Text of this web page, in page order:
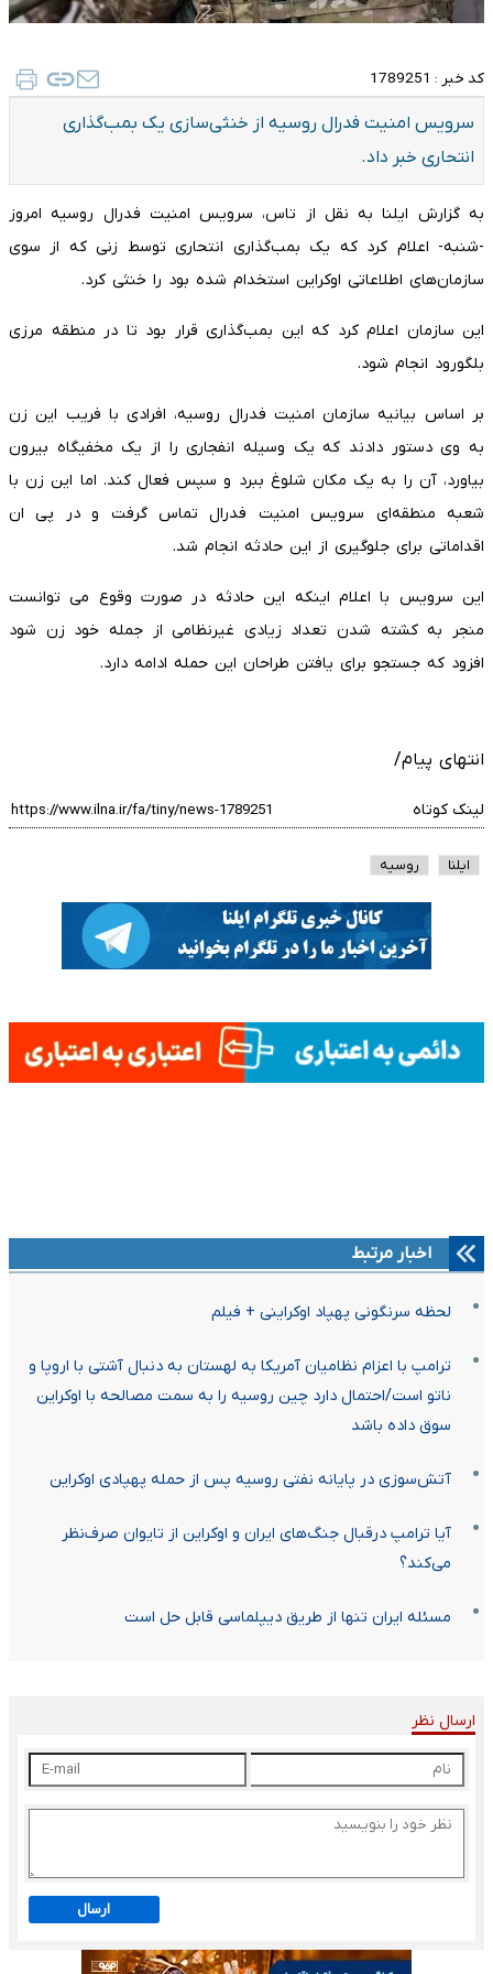
کد خبر : 1789251
سرویس امنیت فدرال روسیه از خنثی‌سازی یک بمب‌گذاری
انتحاری خبر داد.
به گزارش ایلنا به نقل از تاس، سرویس امنیت فدرال روسیه امروز
-شنبه- اعلام کرد که یک بمب‌گذاری انتحاری توسط زنی که از سوی
سازمان‌های اطلاعاتی اوکراین استخدام شده بود را خنثی کرد.
این سازمان اعلام کرد که این بمب‌گذاری قرار بود تا در منطقه مرزی
بلگورود انجام شود.
بر اساس بیانیه سازمان امنیت فدرال روسیه، افرادی با فریب این زن
به وی دستور دادند که یک وسیله انفجاری را از یک مخفیگاه بیرون
بیاورد، آن را به یک مکان شلوغ ببرد و سپس فعال کند. اما این زن با
شعبه منطقه‌ای سرویس امنیت فدرال تماس گرفت و در پی ان
اقداماتی برای جلوگیری از این حادثه انجام شد.
این سرویس با اعلام اینکه این حادثه در صورت وقوع می توانست
منجر به کشته شدن تعداد زیادی غیرنظامی از جمله خود زن شود
افزود که جستجو برای یافتن طراحان این حمله ادامه دارد.
انتهای پیام/
لینک کوتاه
ایلنا روسیه
اخبار مرتبط
لحظه سرنگونی پهپاد اوکراینی + فیلم
ترامپ با اعزام نظامیان آمریکا به لهستان به دنبال آشتی با اروپا و
ناتو است/احتمال دارد چین روسیه را به سمت مصالحه با اوکراین
سوق داده باشد
آتش‌سوزی در پایانه نفتی روسیه پس از حمله پهپادی اوکراین
آیا ترامپ درقبال جنگ‌های ایران و اوکراین از تایوان صرف‌نظر
می‌کند؟
مسئله ایران تنها از طریق دیپلماسی قابل حل است
ارسال نظر
ارسال